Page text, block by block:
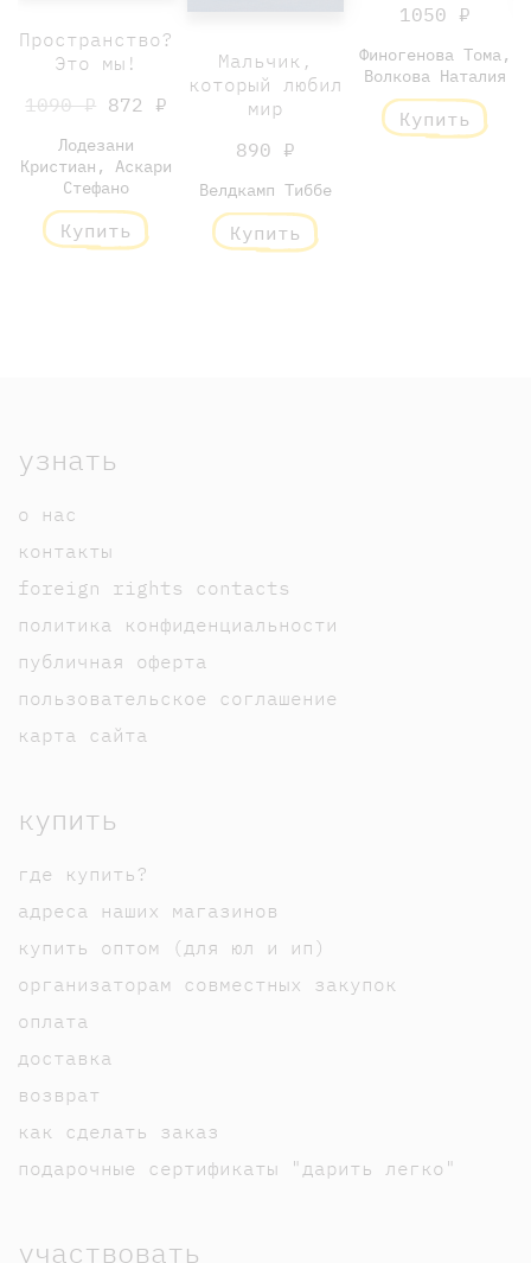
Пространство?
Это мы!
1090 ₽ 872 ₽
Лодезани
Кристиан, Аскари
Стефано
Купить
Мальчик,
который любил
мир
890 ₽
Велдкамп Тиббе
Купить
1050 ₽
Финогенова Тома,
Волкова Наталия
Купить
узнать
о нас
контакты
foreign rights contacts
политика конфиденциальности
публичная оферта
пользовательское соглашение
карта сайта
купить
где купить?
адреса наших магазинов
купить оптом (для юл и ип)
организаторам совместных закупок
оплата
доставка
возврат
как сделать заказ
подарочные сертификаты "дарить легко"
участвовать